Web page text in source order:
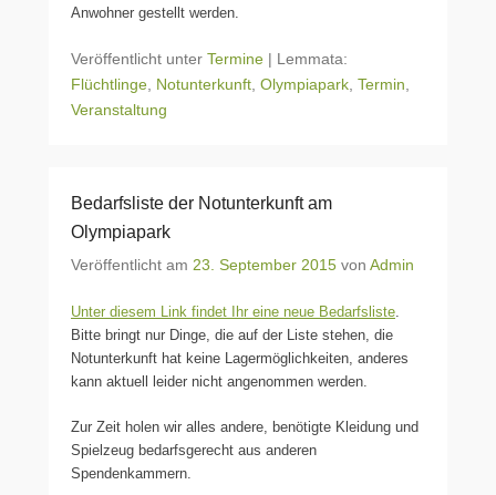
Anwohner gestellt werden.
Veröffentlicht unter Termine | Lemmata:
Flüchtlinge Notunterkunft Olympiapark Termin
Veranstaltung
Bedarfsliste der Notunterkunft am
Olympiapark
Veröffentlicht am 23. September 2015 von Admin
Unter diesem Link findet Ihr eine neue Bedarfsliste.
Bitte bringt nur Dinge, die auf der Liste stehen, die
Notunterkunft hat keine Lagermöglichkeiten, anderes
kann aktuell leider nicht angenommen werden.
Zur Zeit holen wir alles andere, benötigte Kleidung und
Spielzeug bedarfsgerecht aus anderen
Spendenkammern.